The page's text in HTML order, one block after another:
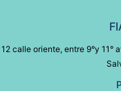
12 calle oriente, entre 9°y 11°